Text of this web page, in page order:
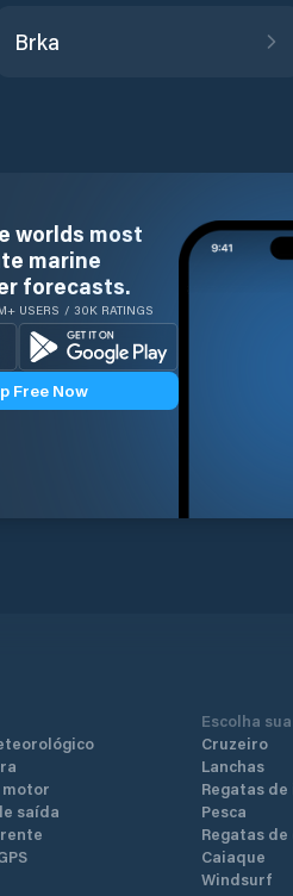
Brka
worlds most
marine
forecasts.
USERS / 30K RATINGS
Free Now
motor
saída
Escolha
Cruzeiro
Lanchas
Regatas
Pesca
Regatas
Caiaque
Windsurf